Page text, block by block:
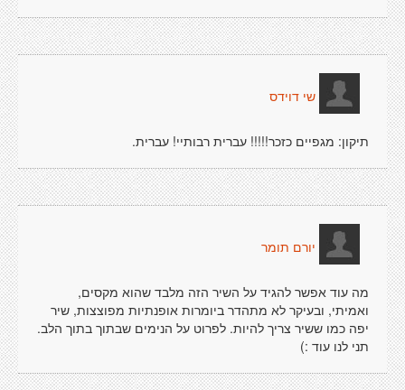
שי דוידס
תיקון: מגפיים כזכר!!!!! עברית רבותיי! עברית.
יורם תומר
מה עוד אפשר להגיד על השיר הזה מלבד שהוא מקסים,
ואמיתי, ובעיקר לא מתהדר ביומרות אופנתיות מפוצצות, שיר
יפה כמו ששיר צריך להיות. לפרוט על הנימים שבתוך בתוך הלב.
תני לנו עוד :)